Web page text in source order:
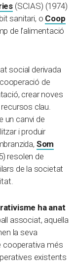
(SCIAS) (1974)
sanitari, o Coop
de l’alimentació
social derivada
de
crear noves
clau.
un canvi de
i produir
Som
resolen de
de la societat
ha anat
associat, aquella
la seva
cooperativa més
existents